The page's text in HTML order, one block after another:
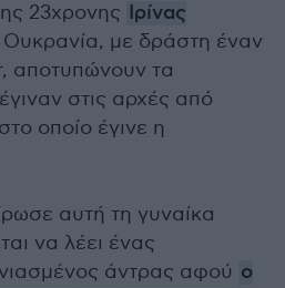
23χρονης Ιρίνας
με δράστη έναν
αποτυπώνουν τα
στις αρχές από
οποίο έγινε η
αυτή τη γυναίκα
να λέει ένας
άντρας αφού ο